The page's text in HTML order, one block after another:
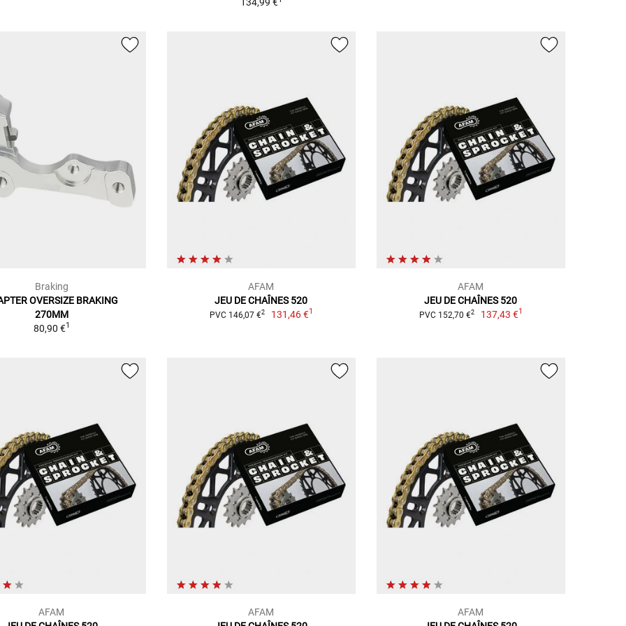
Braking
OVERSIZE BRAKING
270MM
80,90 €1
AFAM
JEU DE CHAÎNES 520
PVC 146,07 €2 131,46 €1
AFAM
JEU DE CHAÎNES 520
PVC 152,70 €2 137,43 €1
AFAM
AFAM
AFAM